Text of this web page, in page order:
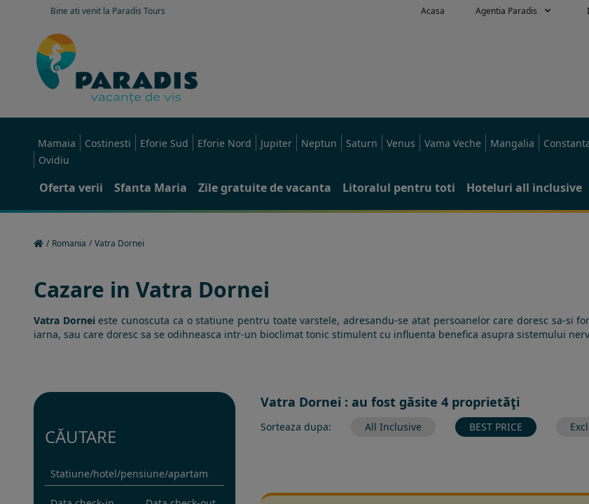
Bine ati venit la Paradis Tours Acasa Agentia Paradis
Mamaia Costinesti Eforie Sud Eforie Nord Jupiter Neptun Saturn Venus Vama Veche Mangalia
Ovidiu
Oferta verii Sfanta Maria Zile gratuite de vacanta Litoralul pentru toti Hoteluri all inclusive
/ Romania / Vatra Dornei
Cazare in Vatra Dornei
Vatra Dornei este cunoscuta ca o statiune pentru toate varstele, adresandu-se atat persoanelor care doresc sa-si
iarna, sau care doresc sa se odihneasca intr-un bioclimat tonic stimulent cu influenta benefica asupra sistemului
CĂUTARE
Vatra Dornei : au fost găsite 4 proprietăţi
Sorteaza dupa: All Inclusive BEST PRICE